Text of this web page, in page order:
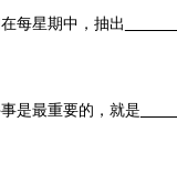
每星期中，抽出
是最重要的，就是